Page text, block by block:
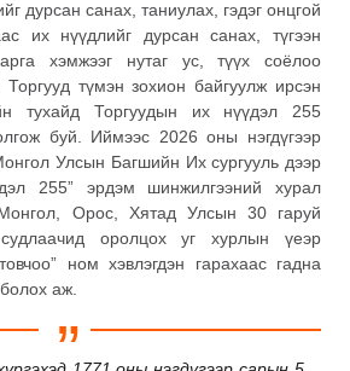
дурсан санах, таниулах, гэдэг онцгой
их нүүдлийг дурсан санах, түгээн
хэмжээг нутаг ус, түүх соёлоо
Торгууд түмэн зохион байгуулж ирсэн
тухайд Торгуудын их нүүдэл 255
буй. Иймээс 2026 оны нэгдүгээр
Улсын Багшийн Их сургууль дээр
255” эрдэм шинжилгээний хурал
Орос, Хятад Улсын 30 гаруй
оролцох уг хурлын үеэр
ном хэвлэгдэн гарахаас гадна
аж.